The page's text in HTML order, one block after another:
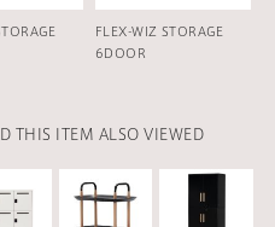
FLEX-WIZ STORAGE
6DOOR
THIS ITEM ALSO VIEWED